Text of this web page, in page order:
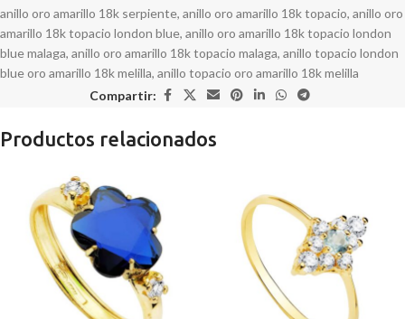
anillo oro amarillo 18k serpiente, anillo oro amarillo 18k topacio, anillo oro
amarillo 18k topacio london blue, anillo oro amarillo 18k topacio london
blue malaga, anillo oro amarillo 18k topacio malaga, anillo topacio london
blue oro amarillo 18k melilla, anillo topacio oro amarillo 18k melilla
Compartir:
Productos relacionados